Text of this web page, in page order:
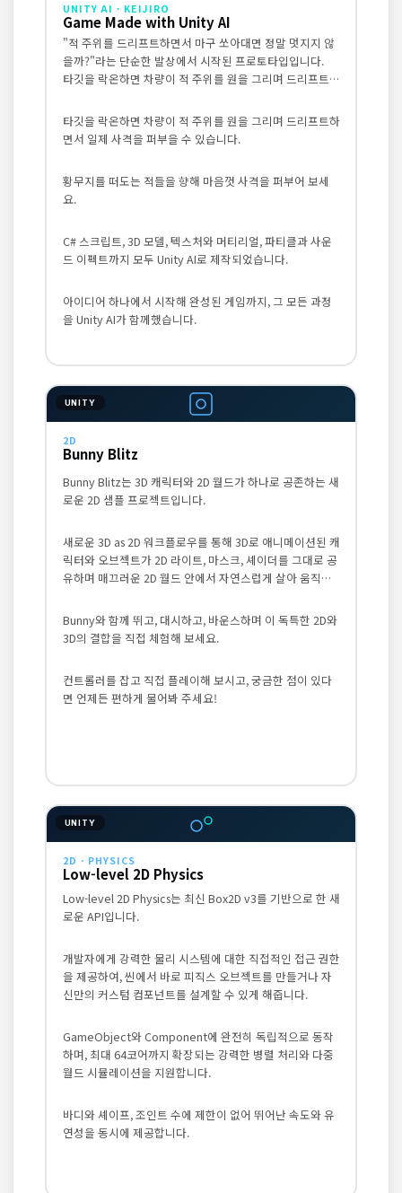
UNITY AI · KEIJIRO
Game Made with Unity AI
"적 주위를 드리프트하면서 마구 쏘아대면 정말 멋지지 않
을까?"라는 단순한 발상에서 시작된 프로토타입입니다.
타깃을 락온하면 차량이 적 주위를 원을 그리며 드리프트하
타깃을 락온하면 차량이 적 주위를 원을 그리며 드리프트하
면서 일제 사격을 퍼부을 수 있습니다.
황무지를 떠도는 적들을 향해 마음껏 사격을 퍼부어 보세
요.
C# 스크립트, 3D 모델, 텍스처와 머티리얼, 파티클과 사운
드 이펙트까지 모두 Unity AI로 제작되었습니다.
아이디어 하나에서 시작해 완성된 게임까지, 그 모든 과정
을 Unity AI가 함께했습니다.
UNITY
2D
Bunny Blitz
Bunny Blitz는 3D 캐릭터와 2D 월드가 하나로 공존하는 새
로운 2D 샘플 프로젝트입니다.
새로운 3D as 2D 워크플로우를 통해 3D로 애니메이션된 캐
릭터와 오브젝트가 2D 라이트, 마스크, 셰이더를 그대로 공
유하며 매끄러운 2D 월드 안에서 자연스럽게 살아 움직입
Bunny와 함께 뛰고, 대시하고, 바운스하며 이 독특한 2D와
3D의 결합을 직접 체험해 보세요.
컨트롤러를 잡고 직접 플레이해 보시고, 궁금한 점이 있다
면 언제든 편하게 물어봐 주세요!
UNITY
2D · PHYSICS
Low-level 2D Physics
Low-level 2D Physics는 최신 Box2D v3를 기반으로 한 새
로운 API입니다.
개발자에게 강력한 물리 시스템에 대한 직접적인 접근 권한
을 제공하여, 씬에서 바로 피직스 오브젝트를 만들거나 자
신만의 커스텀 컴포넌트를 설계할 수 있게 해줍니다.
GameObject와 Component에 완전히 독립적으로 동작
하며, 최대 64코어까지 확장되는 강력한 병렬 처리와 다중
월드 시뮬레이션을 지원합니다.
바디와 셰이프, 조인트 수에 제한이 없어 뛰어난 속도와 유
연성을 동시에 제공합니다.